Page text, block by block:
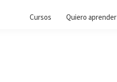
Cursos Quiero aprender